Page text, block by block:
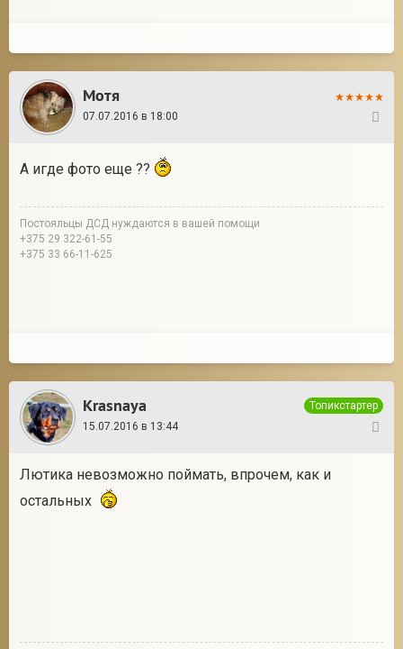
Мотя
07.07.2016 в 18:00
А игде фото еще ??
Постояльцы ДСД нуждаются в вашей помощи
+375 29 322-61-55
+375 33 66-11-625
Krasnaya
Топикстартер
15.07.2016 в 13:44
Лютика невозможно поймать, впрочем, как и
остальных